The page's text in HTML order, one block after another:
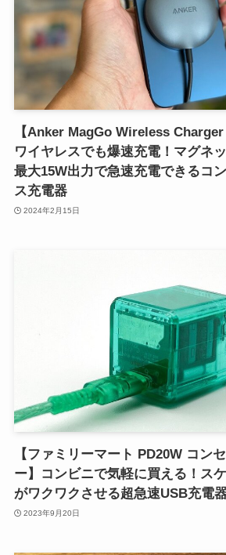
【Anker MagGo Wireless Charger
ワイヤレスでも爆速充電！マグネ
最大15W出力で急速充電できるコ
ス充電器
2024年2月15日
【ファミリーマート PD20W コン
ー】コンビニで気軽に買える！ス
がワクワクさせる超急速USB充電
2023年9月20日